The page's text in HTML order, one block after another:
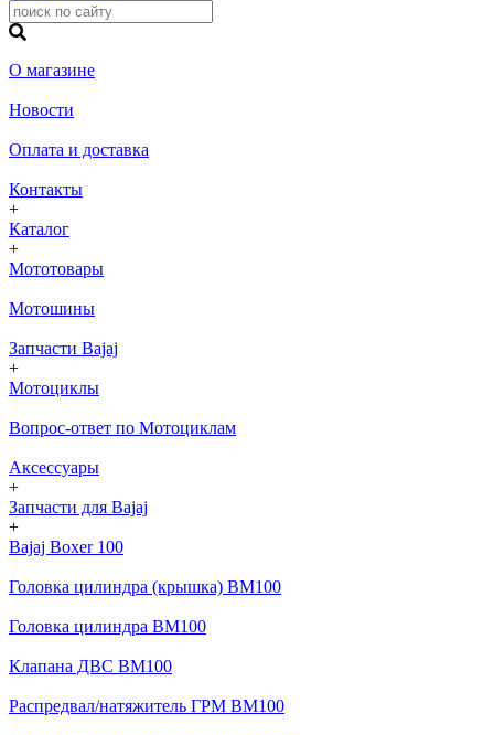
О магазине
Новости
Оплата и доставка
Контакты
+
Каталог
+
Мототовары
Мотошины
Запчасти Bajaj
+
Мотоциклы
Вопрос-ответ по Мотоциклам
Аксессуары
+
Запчасти для Bajaj
+
Bajaj Boxer 100
Головка цилиндра (крышка) BM100
Головка цилиндра BM100
Клапана ДВС BM100
Распредвал/натяжитель ГРМ BM100